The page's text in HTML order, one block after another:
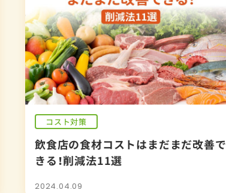
コスト対策
飲食店の食材コストはまだまだ改善で
きる！削減法11選
2024.04.09